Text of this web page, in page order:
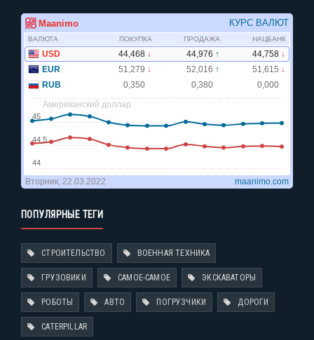
ПОПУЛЯРНЫЕ ТЕГИ
СТРОИТЕЛЬСТВО ВОЕННАЯ ТЕХНИКА
ГРУЗОВИКИ САМОЕ-САМОЕ ЭКСКАВАТОРЫ
РОБОТЫ АВТО ПОГРУЗЧИКИ ДОРОГИ
CATERPILLAR